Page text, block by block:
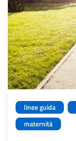
linee guida
maternità